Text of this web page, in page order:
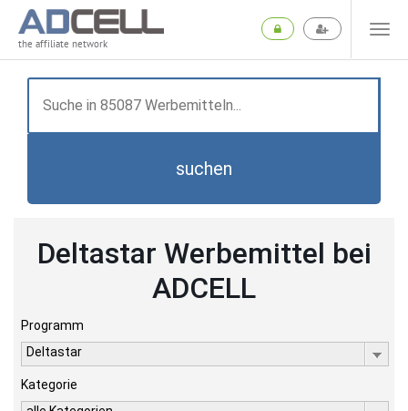
the affiliate network
suchen
Deltastar Werbemittel bei
ADCELL
Programm
Deltastar
Kategorie